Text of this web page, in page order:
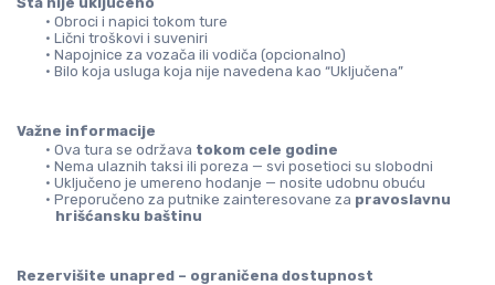
Obroci i napici tokom ture
Lični troškovi i suveniri
Napojnice za vozača ili vodiča (opcionalno)
Bilo koja usluga koja nije navedena kao “Uključena”
Važne informacije
Ova tura se održava tokom cele godine
Nema ulaznih taksi ili poreza — svi posetioci su slobodni
Uključeno je umereno hodanje — nosite udobnu obuću
Preporučeno za putnike zainteresovane za pravoslavnu
hrišćansku baštinu
Rezervišite unapred – ograničena dostupnost